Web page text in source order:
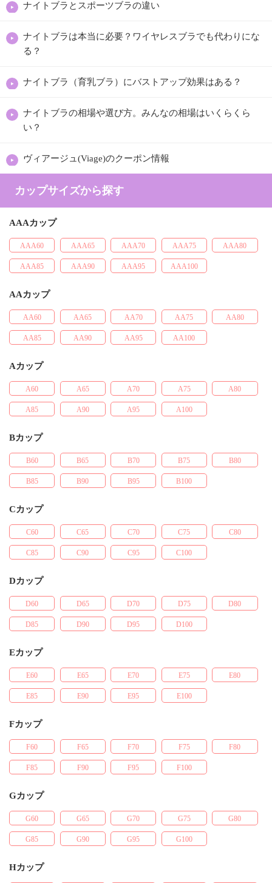
ナイトブラとスポーツブラの違い
ナイトブラは本当に必要？ワイヤレスブラでも代わりにな
る？
ナイトブラ（育乳ブラ）にバストアップ効果はある？
ナイトブラの相場や選び方。みんなの相場はいくらくら
い？
ヴィアージュ(Viage)のクーポン情報
カップサイズから探す
AAAカップ
AAA60 AAA65 AAA70 AAA75 AAA80
AAA85 AAA90 AAA95 AAA100
AAカップ
AA60 AA65 AA70 AA75 AA80
AA85 AA90 AA95 AA100
Aカップ
A60 A65 A70 A75 A80
A85 A90 A95 A100
Bカップ
B60 B65 B70 B75 B80
B85 B90 B95 B100
Cカップ
C60 C65 C70 C75 C80
C85 C90 C95 C100
Dカップ
D60 D65 D70 D75 D80
D85 D90 D95 D100
Eカップ
E60 E65 E70 E75 E80
E85 E90 E95 E100
Fカップ
F60 F65 F70 F75 F80
F85 F90 F95 F100
Gカップ
G60 G65 G70 G75 G80
G85 G90 G95 G100
Hカップ